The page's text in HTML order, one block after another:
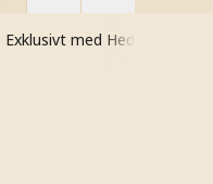
Exklusivt med Hedenmo